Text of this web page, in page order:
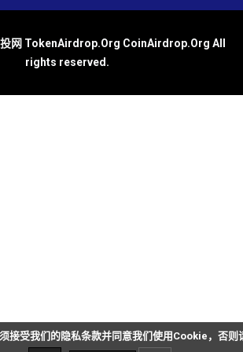
网 TokenAirdrop.Org CoinAirdrop.Org All
rights reserved.
接受我们的隐私条款并同意我们使用Cookie，否则